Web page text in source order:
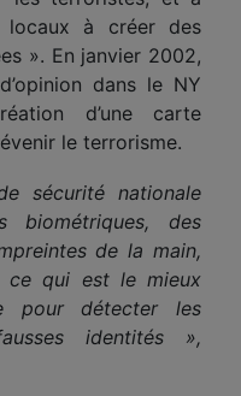
locaux à créer des
». En janvier 2002,
dans le NY
d’une carte
le terrorisme.
sécurité nationale
biométriques, des
delamain,
ce qui est le mieux
pour détecter les
identités »,